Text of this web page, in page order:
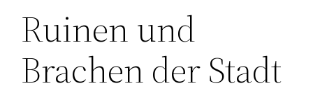
Ruinen und
Brachen der Stadt